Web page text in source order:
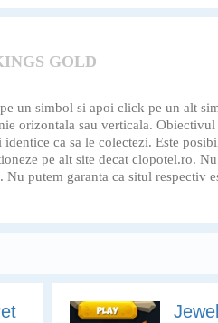
GOLD
un simbol si apoi click pe un alt
orizontala sau verticala.
ca sa le colectezi. Este
pe alt site decat clopotel.ro.
putem garanta ca situl respectiv